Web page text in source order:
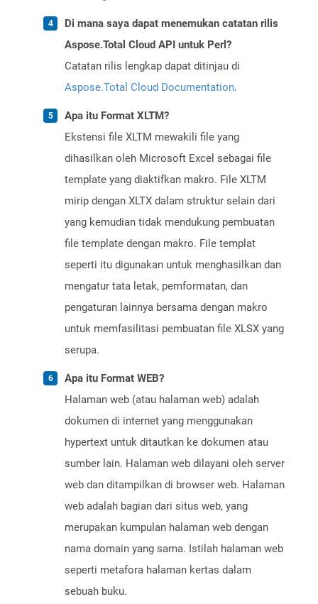
Di mana saya dapat menemukan catatan rilis
Aspose.Total Cloud API untuk Perl?
Catatan rilis lengkap dapat ditinjau di
Aspose.Total Cloud Documentation.
Apa itu Format XLTM?
Ekstensi file XLTM mewakili file yang
dihasilkan oleh Microsoft Excel sebagai file
template yang diaktifkan makro. File XLTM
mirip dengan XLTX dalam struktur selain dari
yang kemudian tidak mendukung pembuatan
file template dengan makro. File templat
seperti itu digunakan untuk menghasilkan dan
mengatur tata letak, pemformatan, dan
pengaturan lainnya bersama dengan makro
untuk memfasilitasi pembuatan file XLSX yang
serupa.
Apa itu Format WEB?
Halaman web (atau halaman web) adalah
dokumen di internet yang menggunakan
hypertext untuk ditautkan ke dokumen atau
sumber lain. Halaman web dilayani oleh server
web dan ditampilkan di browser web. Halaman
web adalah bagian dari situs web, yang
merupakan kumpulan halaman web dengan
nama domain yang sama. Istilah halaman web
seperti metafora halaman kertas dalam
sebuah buku.